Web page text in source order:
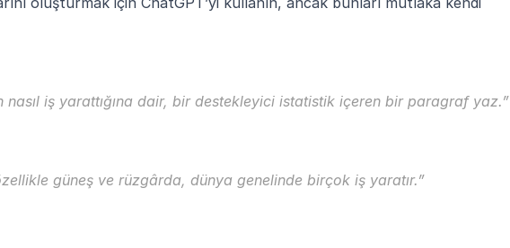
nasıl iş yarattığına dair, bir destekleyici istatistik içeren bir paragraf yaz.”
güneş ve rüzgârda, dünya genelinde birçok iş yaratır.”